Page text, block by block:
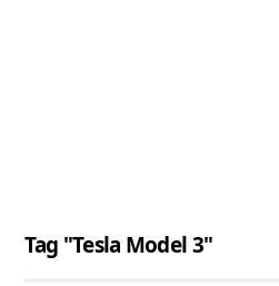
Tag "Tesla Model 3"